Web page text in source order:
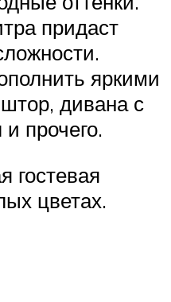
придаст
яркими
дивана с
прочего.
гостевая
цветах.